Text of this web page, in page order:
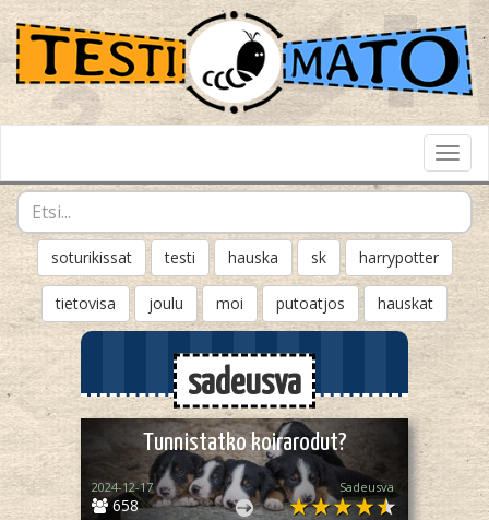
soturikissat testi hauska sk harrypotter
tietovisa joulu moi putoatjos hauskat
sadeusva
Tunnistatko koirarodut?
658
2024-12-17 Sadeusva